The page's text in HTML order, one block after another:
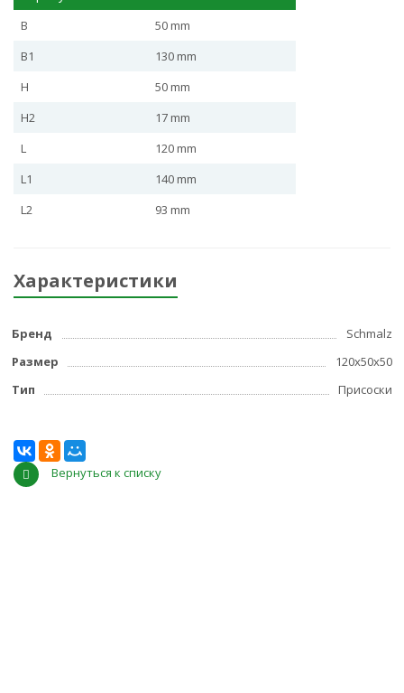
B
50 mm
B1
130 mm
H
50 mm
H2
17 mm
L
120 mm
L1
140 mm
L2
93 mm
Характеристики
Бренд
Schmalz
Размер
120x50x50
Тип
Присоски
Вернуться к списку